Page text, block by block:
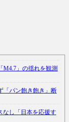
M4.7」の揺れを観測
「パン飽き飽き」断
なし「日本を応援す